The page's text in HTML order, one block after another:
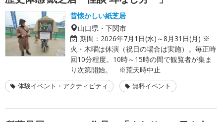
昔懐かしい紙芝居
山口県・下関市
期間： 2026年7月1日(水)～8月31日(月) ※
火・木曜は休演（祝日の場合は実施）。毎正時
回10分程度。10時～15時の間で観覧者が集ま
り次第開始。 ※荒天時中止
体験イベント・アクティビティ 無料イベント